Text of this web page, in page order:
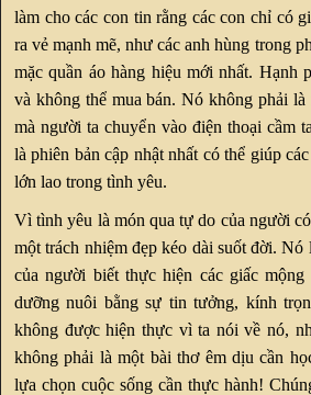
làm cho các con tin rằng các con chỉ có
ra vẻ mạnh mẽ, như các anh hùng trong
mặc quần áo hàng hiệu mới nhất. Hạnh
và không thể mua bán. Nó không phải
mà người ta chuyển vào điện thoại cầm
là phiên bản cập nhật nhất có thể giúp
lớn lao trong tình yêu.
Vì tình yêu là món qua tự do của người
một trách nhiệm đẹp kéo dài suốt đời. Nó
của người biết thực hiện các giấc
dưỡng nuôi bằng sự tin tưởng, kính
không được hiện thực vì ta nói về nó,
không phải là một bài thơ êm dịu cần
lựa chọn cuộc sống cần thực hành!